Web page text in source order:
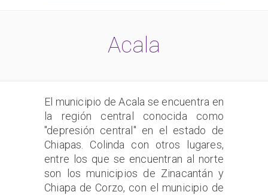
Acala
El municipio de Acala se encuentra en
la región central conocida como
"depresión central" en el estado de
Chiapas. Colinda con otros lugares,
entre los que se encuentran al norte
son los municipios de Zinacantán y
Chiapa de Corzo, con el municipio de